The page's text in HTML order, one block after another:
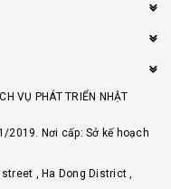
VỤ PHÁT TRIỂN NHẬT
2019. Nơi cấp: Sở kế hoạch
, Ha Dong District ,